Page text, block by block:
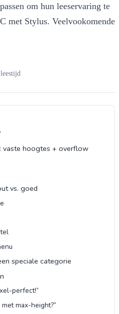
om hun leeservaring te
met Stylus. Veelvookomende
vaste hoogtes + overflow
vs. goed
speciale categorie
perfect!”
max-height?”